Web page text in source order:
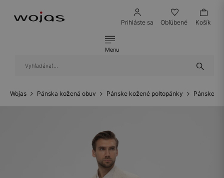
Prihláste sa Obľúbené Košík
Menu
Wojas Pánska kožená obuv Pánske kožené poltopánky Pánske